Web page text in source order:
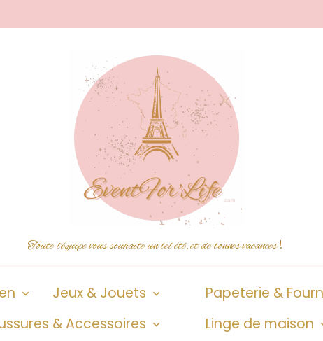
Toute l'équipe vous souhaite un bel été, et de bonnes vacances!
Jeux & Jouets
& Accessoires
Papeterie &
Linge de maison